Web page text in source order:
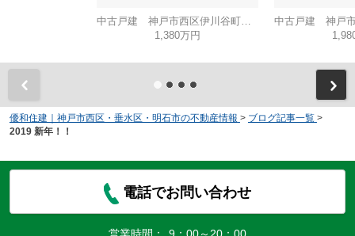
1,380万円
優和住建｜神戸市西区・垂水区・明石市の不動産情報 > ブログ記事一覧 >
2019 新年！！
電話でお問い合わせ